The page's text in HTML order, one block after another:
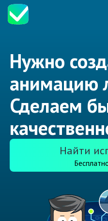
Нужно
анимацию
Сделаем
Найти